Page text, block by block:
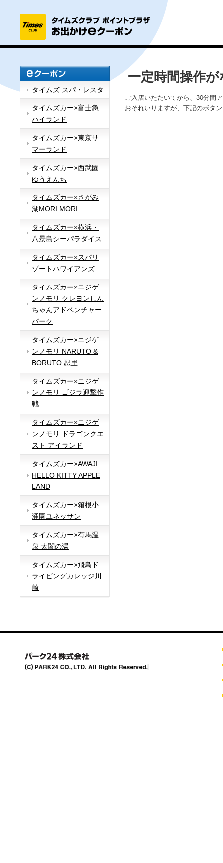
タイムズ スパ・レスタ
タイムズカー×富士急
ハイランド
タイムズカー×東京サ
マーランド
タイムズカー×西武園
ゆうえんち
タイムズカー×さがみ
湖MORI MORI
タイムズカー×横浜・
八景島シーパラダイス
タイムズカー×スパリ
ゾートハワイアンズ
タイムズカー×ニジゲ
ンノモリ クレヨンしん
ちゃんアドベンチャー
パーク
タイムズカー×ニジゲ
ンノモリ NARUTO &
BORUTO 忍里
タイムズカー×ニジゲ
ンノモリ ゴジラ迎撃作
戦
タイムズカー×ニジゲ
ンノモリ ドラゴンクエ
スト アイランド
タイムズカー×AWAJI
HELLO KITTY APPLE
LAND
タイムズカー×箱根小
涌園ユネッサン
タイムズカー×有馬温
泉 太閤の湯
タイムズカー×飛鳥ド
ライビングカレッジ川
崎
一定時間操作
ご入店いただいてから、30分間
おそれいりますが、下記のボタ